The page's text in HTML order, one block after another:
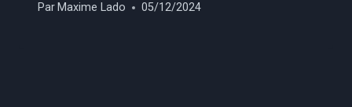
ParMaxime Lado 05/12/2024